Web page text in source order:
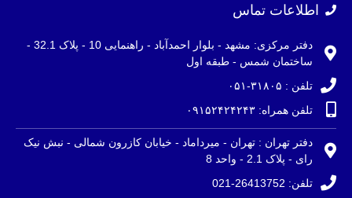
اطلاعات تماس
دفتر مرکزی: مشهد - بلوار احمدآباد - راهنمایی 10 - پلاک 32.1 -
ساختمان شمس - طبقه اول
تلفن : ۳۱۸۰۵-۰۵۱
تلفن همراه: ۰۹۱۵۲۴۲۴۲۴۳
دفتر تهران : تهران - میرداماد - خیابان کازرون شمالی - نبش نیک
رای - پلاک 2.1 - واحد 8
تلفن: 26413752-021